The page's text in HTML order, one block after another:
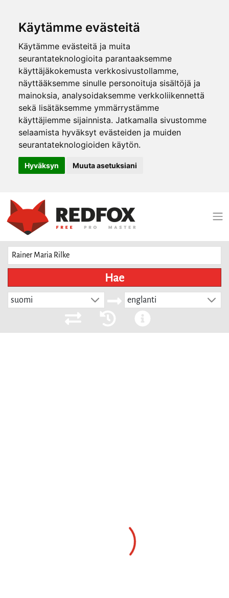
Käytämme evästeitä
Käytämme evästeitä ja muita
seurantateknologioita parantaaksemme
käyttäjäkokemusta verkkosivustollamme,
näyttääksemme sinulle personoituja sisältöjä ja
mainoksia, analysoidaksemme verkkoliikennettä
sekä lisätäksemme ymmärrystämme
käyttäjiemme sijainnista. Jatkamalla sivustomme
selaamista hyväksyt evästeiden ja muiden
seurantateknologioiden käytön.
Hyväksyn Muuta asetuksiani
Hae
suomi englanti